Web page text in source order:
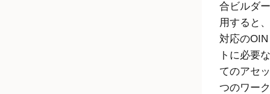
合ビルダー
用すると
対応の
トに必要
てのアセ
つのワー